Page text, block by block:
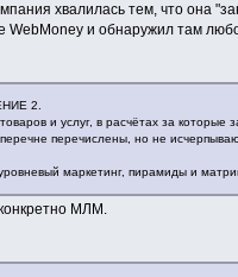
хвалилась тем, что она
WebMoney и обнаружил там
2.
и услуг, в расчётах за которые
перечислены, но не
маркетинг, пирамиды и
МЛМ.